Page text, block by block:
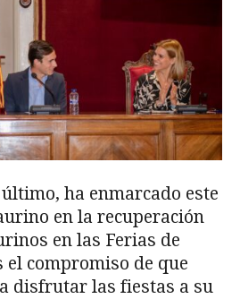
ha enmarcado este
en la recuperación
en las Ferias de
el compromiso de que
disfrutar las fiestas a su